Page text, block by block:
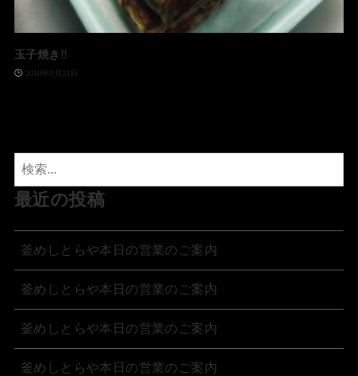
玉子焼き‼️
2018年9月21日
最近の投稿
釜めしとらや本日の営業のご案内
釜めしとらや本日の営業のご案内
釜めしとらや本日の営業のご案内
釜めしとらや本日の営業のご案内